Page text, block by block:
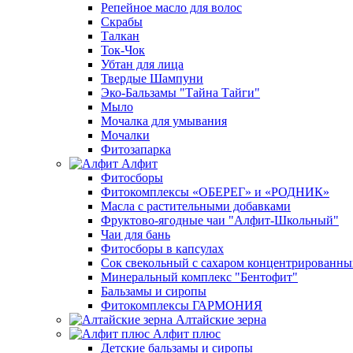
Репейное масло для волос
Скрабы
Талкан
Ток-Чок
Убтан для лица
Твердые Шампуни
Эко-Бальзамы "Тайна Тайги"
Мыло
Мочалка для умывания
Мочалки
Фитозапарка
Алфит
Фитосборы
Фитокомплексы «ОБЕРЕГ» и «РОДНИК»
Масла с растительными добавками
Фруктово-ягодные чаи "Алфит-Школьный"
Чаи для бань
Фитосборы в капсулах
Сок свекольный с сахаром
Минеральный комплекс "Бентофит"
Бальзамы и сиропы
Фитокомплексы ГАРМОНИЯ
Алтайские зерна
Алфит плюс
Детские бальзамы и сиропы